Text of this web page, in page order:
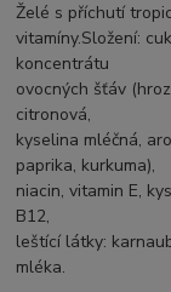
Želé s příchutí
vitamíny.Složení:
koncentrátu
ovocných šťáv
citronová,
kyselina mléčná,
paprika, kurkuma),
niacin, vitamin E,
B12,
leštící látky:
mléka.